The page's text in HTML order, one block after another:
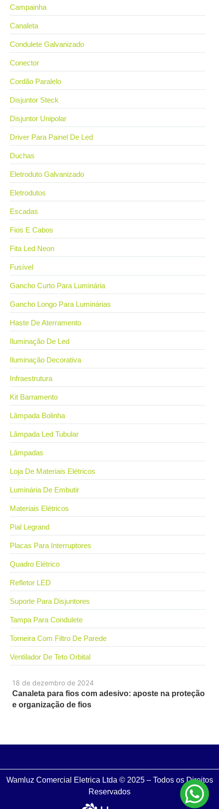
18 de dezembro de 2024
Canaleta para fios com adesivo: aposte na proteção
e organização de fios
Campainha
Canaleta
Condulete Galvanizado
Conector
Cordão Paralelo
Disjuntor Steck
Disjuntor Unipolar
Driver Para Painel De Led
Duchas
Eletroduto Galvanizado
Eletrodutos
Escadas
Fios E Cabos
Fita Led Neon
Fusível
Gancho Curto Para Luminária
Gancho Longo Para Luminárias
Haste De Aterramento
Iluminação De Led
Iluminação Decorativa
Infraestrutura
Kit Barramento
Lâmpada Bolinha
Lâmpada Led Tubular
Lâmpadas
Loja De Materiais Elétricos
Luminária De Embutir
Materiais Elétricos
Pial Legrand
Placas Para Interruptores
Quadro Elétrico
Refletor LED
Suporte Para Disjuntores
Tampa Para Condulete
Torneira Com Filtro De Parede
Ventilador De Teto Orbital
Wamluz Comercial Eletrica Ltda © 2025 – Todos os Direitos
Reservados